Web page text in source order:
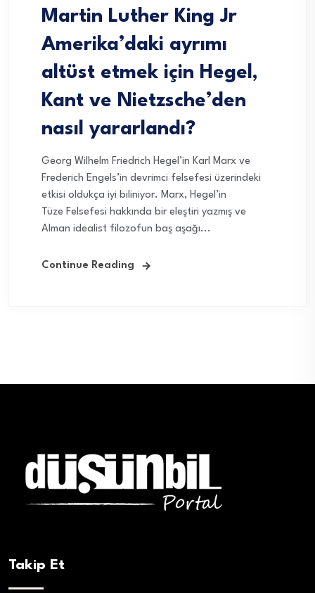
Martin Luther King Jr
Amerika’daki ayrımı
altüst etmek için Hegel,
Kant ve Nietzsche’den
nasıl yararlandı?
Georg Wilhelm Friedrich Hegel’in Karl Marx ve
Frederich Engels’in devrimci felsefesi üzerindeki
etkisi oldukça iyi biliniyor. Marx, Hegel’in
Tüze Felsefesi hakkında bir eleştiri yazmış ve
Alman idealist filozofun baş aşağı...
Continue Reading
Takip Et